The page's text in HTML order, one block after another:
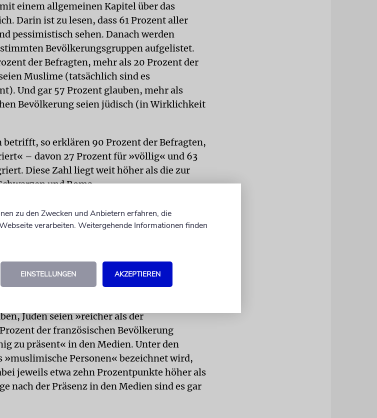
einem allgemeinen Kapitel über das
Darin ist zu lesen, dass 61 Prozent aller
pessimistisch sehen. Danach werden
Bevölkerungsgruppen aufgelistet.
der Befragten, mehr als 20 Prozent der
Muslime (tatsächlich sind es
Und gar 57 Prozent glauben, mehr als
Bevölkerung seien jüdisch (in Wirklichkeit
betrifft, so erklären 90 Prozent der Befragten,
– davon 27 Prozent für »völlig« und 63
Diese Zahl liegt weit höher als die zur
und Roma.
allerdings auch, dass in der
verbreitet sind. So bejahen 91
dass »Juden untereinander
Projektion darstellt, ergibt sich aus
Juden seien »reicher als der
der französischen Bevölkerung
zu präsent« in den Medien. Unter den
»muslimische Personen« bezeichnet wird,
jeweils etwa zehn Prozentpunkte höher als
nach der Präsenz in den Medien sind es gar
zu den Zwecken und Anbietern erfahren, die
verarbeiten. Weitergehende Informationen finden
EINSTELLUNGEN AKZEPTIEREN